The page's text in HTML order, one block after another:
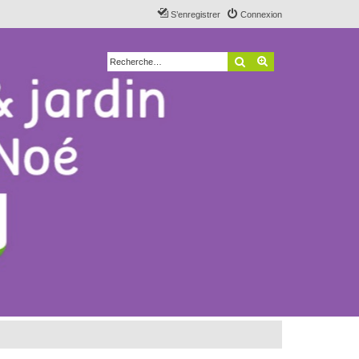
Connexion
S’enregistrer
Rechercher